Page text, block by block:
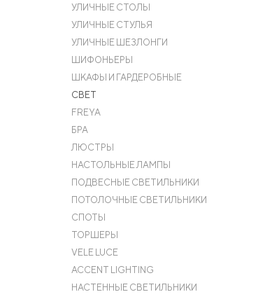
УЛИЧНЫЕ СТОЛЫ
УЛИЧНЫЕ СТУЛЬЯ
УЛИЧНЫЕ ШЕЗЛОНГИ
ШИФОНЬЕРЫ
ШКАФЫ И ГАРДЕРОБНЫЕ
СВЕТ
FREYA
БРА
ЛЮСТРЫ
НАСТОЛЬНЫЕ ЛАМПЫ
ПОДВЕСНЫЕ СВЕТИЛЬНИКИ
ПОТОЛОЧНЫЕ СВЕТИЛЬНИКИ
СПОТЫ
ТОРШЕРЫ
VELE LUCE
ACCENT LIGHTING
НАСТЕННЫЕ СВЕТИЛЬНИКИ